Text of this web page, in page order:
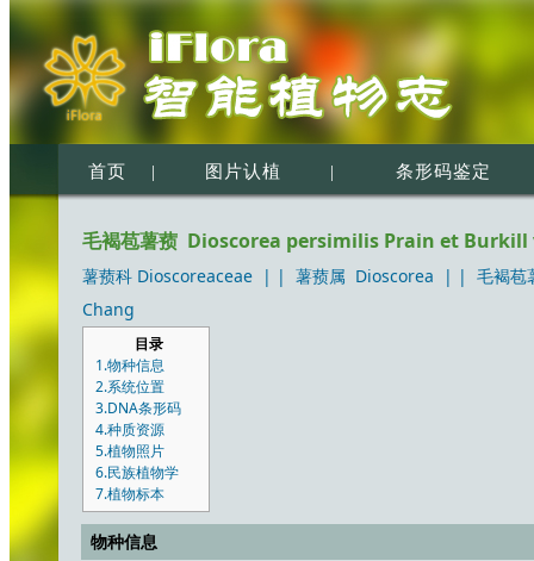
首页 | 图片认植 | 条形码鉴定
毛褐苞薯蓣 Dioscorea persimilis Prain et Burkill
薯蓣科 Dioscoreaceae | | 薯蓣属 Dioscorea | | 毛褐
Chang
目录
1.物种信息
2.系统位置
3.DNA条形码
4.种质资源
5.植物照片
6.民族植物学
7.植物标本
物种信息